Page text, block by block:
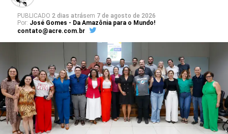
PUBLICADO 2 dias atrásem 7 de agosto de 2026
Por: José Gomes - Da Amazônia para o Mundo!
contato@acre.com.br